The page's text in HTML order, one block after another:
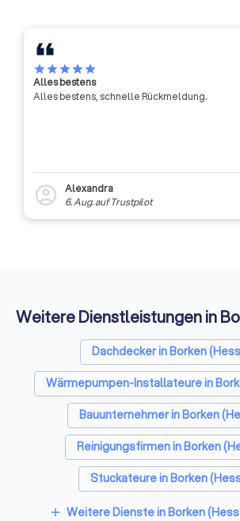
starstarstarstarstar
Alles bestens
Alles bestens, schnelle Rückmeldung.
account_circle
Alexandra
6. Aug.auf Trustpilot
Weitere Dienstleistungen in
Dachdecker in Borken
Wärmepumpen-Installateure in
Bauunternehmer in Borken
Reinigungsfirmen in Borken
Stuckateure in Borken
Spezialisten für Dämmung in
add Weitere Dienste in Borken